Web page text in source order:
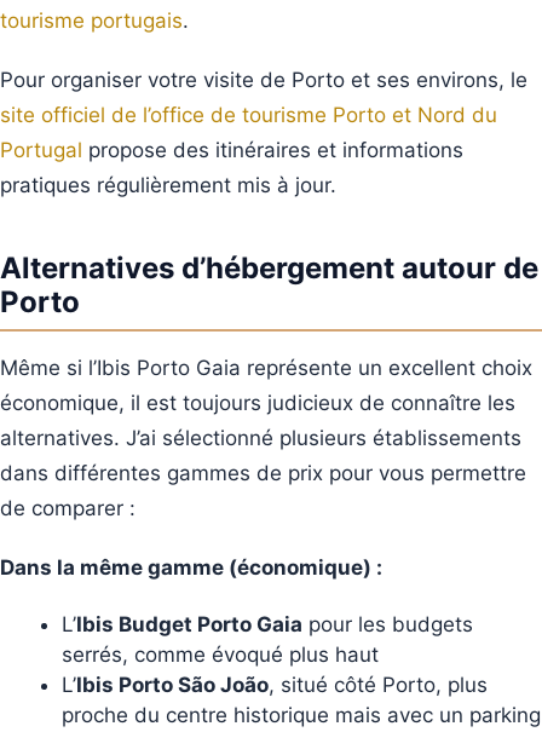
tourisme portugais.
Pour organiser votre visite de Porto et ses environs, le
site officiel de l’office de tourisme Porto et Nord du
Portugal propose des itinéraires et informations
pratiques régulièrement mis à jour.
Alternatives d’hébergement autour de
Porto
Même si l’Ibis Porto Gaia représente un excellent choix
économique, il est toujours judicieux de connaître les
alternatives. J’ai sélectionné plusieurs établissements
dans différentes gammes de prix pour vous permettre
de comparer :
Dans la même gamme (économique) :
L’Ibis Budget Porto Gaia pour les budgets
serrés, comme évoqué plus haut
L’Ibis Porto São João, situé côté Porto, plus
proche du centre historique mais avec un parking